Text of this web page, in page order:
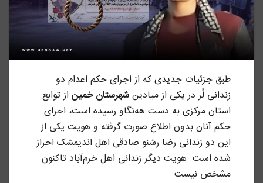
طبق جزئیات جدیدی که از اجرای حکم اعدام دو
زندانی لُر در یکی از میادینشهرستان خمین از توابع
استان مرکزی به دست هه‌نگاو رسیده است، اجرای
حکم آنان بدون اطلاع صورت گرفته و هویت یکی از
این دو زندانی رضا رشنو صادقی اهل اندیمشک احراز
شده است. هویت دیگر زندانی اهل خرم‌آباد تاکنون
مشخص نیست.